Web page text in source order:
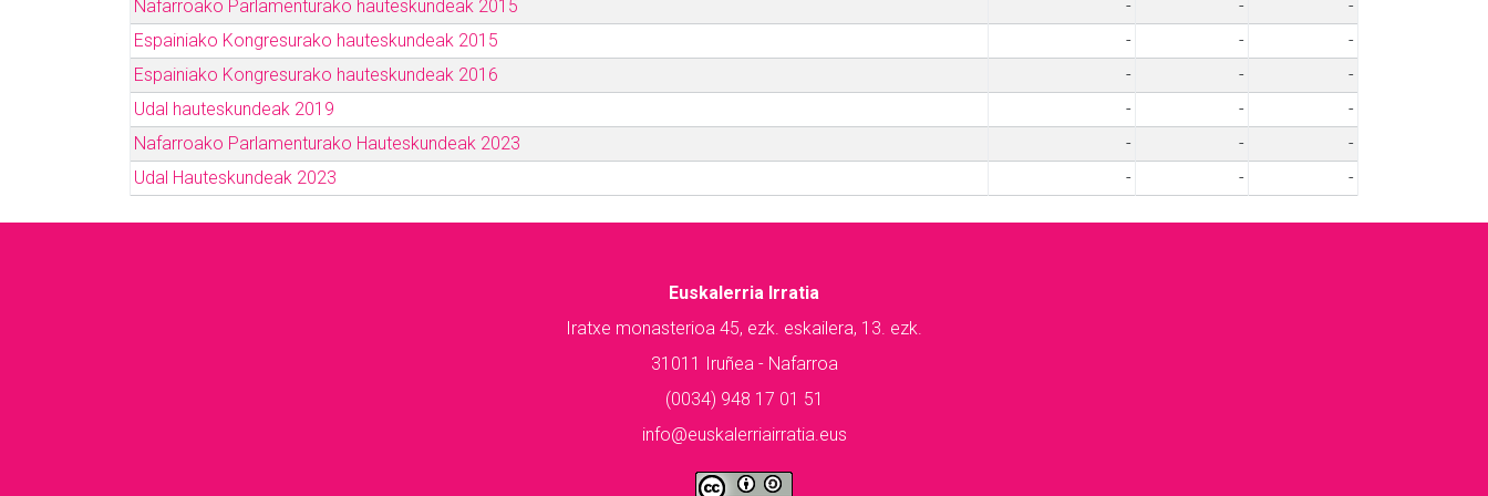
Nafarroako Parlamenturako hauteskundeak 2015
- -
-
Espainiako Kongresurako hauteskundeak 2015
- -
-
Espainiako Kongresurako hauteskundeak 2016
- -
-
Udal hauteskundeak 2019
- -
-
Nafarroako Parlamenturako Hauteskundeak 2023
- -
-
Udal Hauteskundeak 2023
- - -
Euskalerria Irratia
Iratxe monasterioa 45, ezk. eskailera, 13. ezk.
31011 Iruñea - Nafarroa
(0034) 948 17 01 51
info@euskalerriairratia.eus